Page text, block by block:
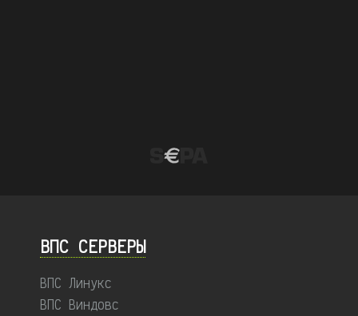
ВПС СЕРВЕРЫ
ВПС Линукс
ВПС Виндовс